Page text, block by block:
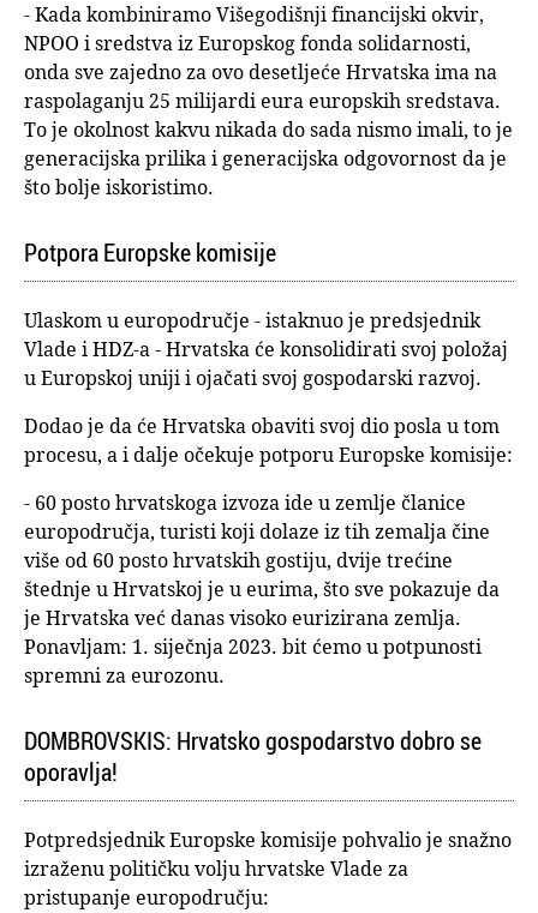
- Kada kombiniramo Višegodišnji financijski okvir,
NPOO i sredstva iz Europskog fonda solidarnosti,
onda sve zajedno za ovo desetljeće Hrvatska ima na
raspolaganju 25 milijardi eura europskih sredstava.
To je okolnost kakvu nikada do sada nismo imali, to je
generacijska prilika i generacijska odgovornost da je
što bolje iskoristimo.
Potpora Europske komisije
Ulaskom u europodručje - istaknuo je predsjednik
Vlade i HDZ-a - Hrvatska će konsolidirati svoj položaj
u Europskoj uniji i ojačati svoj gospodarski razvoj.
Dodao je da će Hrvatska obaviti svoj dio posla u tom
procesu, a i dalje očekuje potporu Europske komisije:
- 60 posto hrvatskoga izvoza ide u zemlje članice
europodručja, turisti koji dolaze iz tih zemalja čine
više od 60 posto hrvatskih gostiju, dvije trećine
štednje u Hrvatskoj je u eurima, što sve pokazuje da
je Hrvatska već danas visoko eurizirana zemlja.
Ponavljam: 1. siječnja 2023. bit ćemo u potpunosti
spremni za eurozonu.
DOMBROVSKIS: Hrvatsko gospodarstvo dobro se
oporavlja!
Potpredsjednik Europske komisije pohvalio je snažno
izraženu političku volju hrvatske Vlade za
pristupanje europodručju: